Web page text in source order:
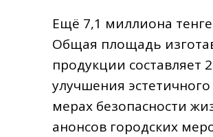
Ещё 7,1 миллиона
Общая площадь
продукции составляет
улучшения
мерах безопасности
анонсов городских